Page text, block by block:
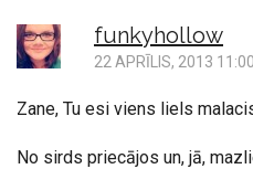
funkyhollow
22 APRĪLIS, 2013
Zane, Tu esi viens liels
No sirds priecājos un, jā,